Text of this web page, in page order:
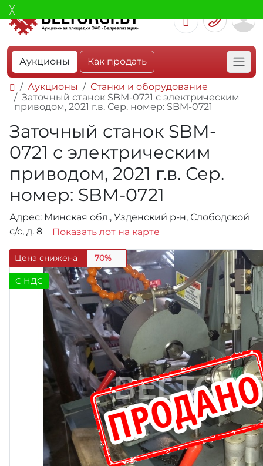
Аукционы Как продать
Аукционы
Станки и оборудование
Заточный станок SBM-0721 с электрическим
приводом, 2021 г.в. Сер. номер: SBM-0721
Заточный станок SBM-
0721 с электрическим
приводом, 2021 г.в. Сер.
номер: SBM-0721
Адрес: Минская обл., Узденский р-н, Слободской
с/с, д. 8
Показать лот на карте
Цена снижена 70%
C НДС